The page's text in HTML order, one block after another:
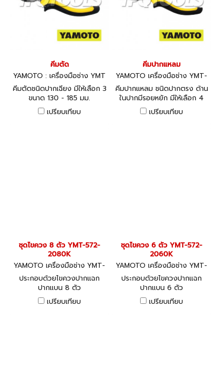
คีมตัด
YAMOTO : เครื่องมือช่าง YMT
-558-4300K
คีมตัดชนิดปากเฉียง มีให้เลือก 3
ขนาด 130 - 185 มม.
เปรียบเทียบ
คีมปากแหลม
YAMOTO เครื่องมือช่าง YMT-
558-4180K
คีมปากแหลม ชนิดปากตรง ด้าน
ในปากมีรอยหยัก มีให้เลือก 4
ขนาด 135 - 200 มม.
เปรียบเทียบ
ชุดไขควง 8 ตัว YMT-572-
2080K
YAMOTO เครื่องมือช่าง YMT-
572-2080K
ประกอบด้วยไขควงปากแฉก
ปากแบน 8 ตัว
เปรียบเทียบ
ชุดไขควง 6 ตัว YMT-572-
2060K
YAMOTO เครื่องมือช่าง YMT-
572-2060K
ประกอบด้วยไขควงปากแฉก
ปากแบน 6 ตัว
เปรียบเทียบ